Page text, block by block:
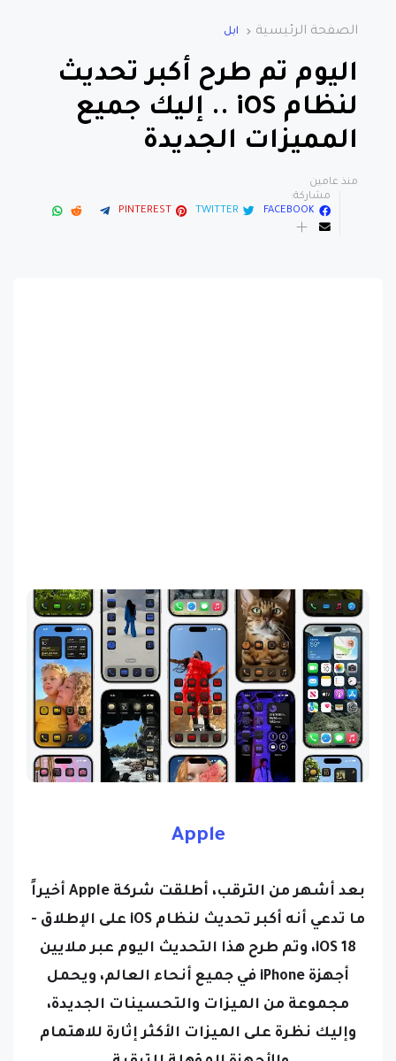
لنظام iOS .. إليك جميع
المميزات الجديدة
FACEBOOK
ما تدعي أنه أكبر تحديث لنظام iOS على الإطلاق -
iOS 18، وتم طرح هذا التحديث اليوم عبر ملايين
أجهزة iPhone في جميع أنحاء العالم، ويحمل
مجموعة من الميزات والتحسينات الجديدة،
وإليك نظرة على الميزات الأكثر إثارة للاهتمام
والأجهزة المؤهلة للترقية.